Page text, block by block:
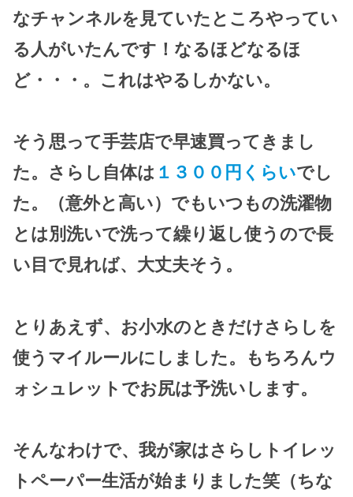
なチャンネルを見ていたところやってい
る人がいたんです！なるほどなるほ
ど・・・。これはやるしかない。
そう思って手芸店で早速買ってきまし
た。さらし自体は １３００円くらいでし
た。（意外と高い）でもいつもの洗濯物
とは別洗いで洗って繰り返し使うので長
い目で見れば、大丈夫そう。
とりあえず、お小水のときだけさらしを
使うマイルールにしました。もちろんウ
ォシュレットでお尻は予洗いします。
そんなわけで、我が家はさらしトイレッ
トペーパー生活が始まりました笑（ちな